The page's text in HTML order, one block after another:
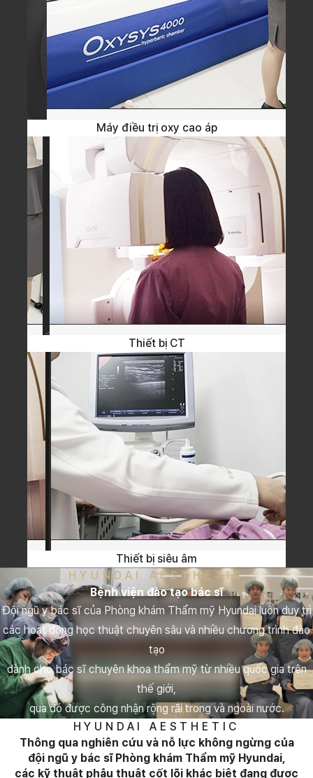
Máy điều trị oxy cao áp
Thiết bị CT
Thiết bị siêu âm
HYUNDAI AESTHETIC
Bệnh viện đào tạo bác sĩ
Đội ngũ y bác sĩ của Phòng khám Thẩm mỹ Hyundai luôn duy trì
các hoạt động học thuật chuyên sâu và nhiều chương trình đào
tạo
dành cho bác sĩ chuyên khoa thẩm mỹ từ nhiều quốc gia trên
thế giới,
qua đó được công nhận rộng rãi trong và ngoài nước.
HYUNDAI AESTHETIC
Thông qua nghiên cứu và nỗ lực không ngừng của
đội ngũ y bác sĩ Phòng khám Thẩm mỹ Hyundai,
các kỹ thuật phẫu thuật cốt lõi khác biệt đang được